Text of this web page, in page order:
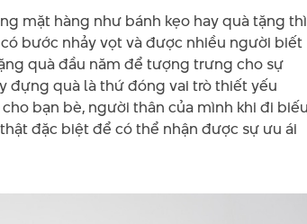
mặt hàng như bánh kẹo hay quà tặng thì
bước nhảy vọt và được nhiều người biết
quà đầu năm để tượng trưng cho sự
đựng quà là thứ đóng vai trò thiết yếu
bạn bè, người thân của mình khi đi biếu
đặc biệt để có thể nhận được sự ưu ái